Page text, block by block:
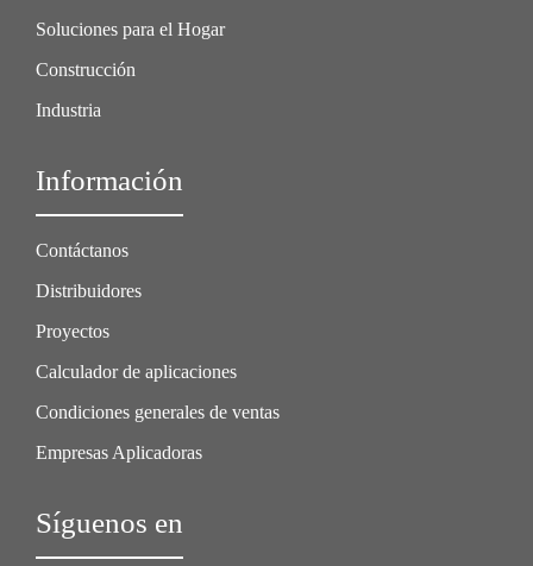
Soluciones para el Hogar
Construcción
Industria
Información
Contáctanos
Distribuidores
Proyectos
Calculador de aplicaciones
Condiciones generales de ventas
Empresas Aplicadoras
Síguenos en